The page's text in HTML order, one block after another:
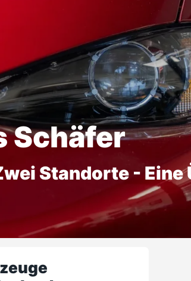
Schäfer
Standorte - Eine